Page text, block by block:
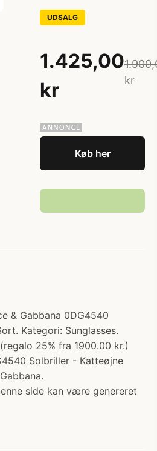
UDSALG
1.425,00
kr
kr
Køb her
& Gabbana 0DG4540
Kategori: Sunglasses.
25% fra 1900.00 kr.)
Solbriller - Katteøjne
side kan være genereret